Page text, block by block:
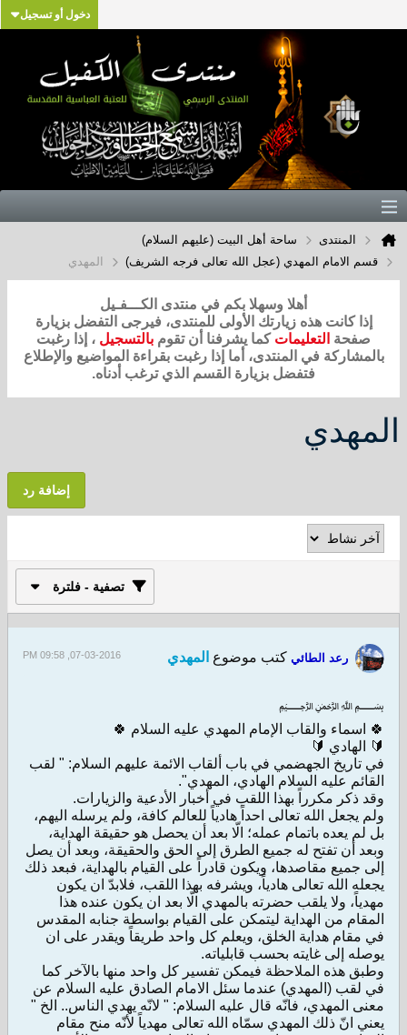
دخول أو تسجيل
المنتدى
ساحة أهل البيت (عليهم السلام)
قسم الامام المهدي (عجل الله تعالى فرجه الشريف)
المهدي
أهلا وسهلا بكم في منتدى الكـــفـيل
إذا كانت هذه زيارتك الأولى للمنتدى، فيرجى التفضل بزيارة
صفحة التعليمات كما يشرفنا أن تقوم بالتسجيل ، إذا رغبت
بالمشاركة في المنتدى، أما إذا رغبت بقراءة المواضيع والإطلاع
فتفضل بزيارة القسم الذي ترغب أدناه.
المهدي
إضافة رد
تصفية - فلترة
رعد الطائي كتب موضوع المهدي 07-03-2016, 09:58 PM
﷽
🍀 اسماء والقاب الإمام المهدي عليه السلام 🍀
🔰 الهادي 🔰
في تاريخ الجهضمي في باب ألقاب الائمة عليهم السلام: " لقب
القائم عليه السلام الهادي، المهدي".
وقد ذكر مكرراً بهذا اللقب في أخبار الأدعية والزيارات.
ولم يجعل الله تعالى احداً هادياً للعالم كافة، ولم يرسله اليهم،
بل لم يعده باتمام عمله؛ الّا بعد أن يحصل هو حقيقة الهداية،
وبعد أن تفتح له جميع الطرق إلى الحق والحقيقة، وبعد أن يصل
إلى جميع مقاصدها، ويكون قادراً على القيام بالهداية، فبعد ذلك
يجعله الله تعالى هادياً، ويشرفه بهذا اللقب، فلابدّ ان يكون
مهدياً، ولا يلقب حضرته بالمهدي الّا بعد ان يكون عنده هذا
المقام من الهداية ليتمكن على القيام بواسطة جنابه المقدس
في مقام هداية الخلق، ويعلم كل واحد طريقاً ويقدر على ان
يوصله إلى غايته بحسب قابلياته.
وطبق هذه الملاحظة فيمكن تفسير كل واحد منها بالآخر كما
في لقب (المهدي) عندما سئل الامام الصادق عليه السلام عن
معنى المهدي، فانّه قال عليه السلام: " لانّه يهدي الناس.. الخ "
يعني انّ ذلك المهدي سمّاه الله تعالى مهدياً لأنّه منح مقام